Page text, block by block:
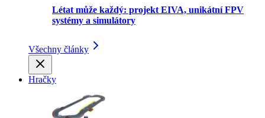
Létat může každý: projekt EIVA, unikátní FPV
systémy a simulátory
Všechny články
Hračky